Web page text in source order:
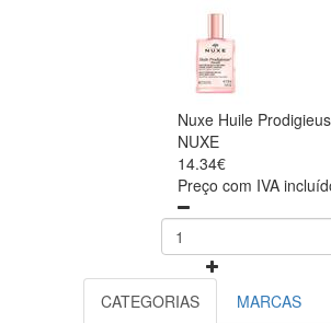
Nuxe Huile
NUXE
14.34€
Preço com IVA
CATEGORIAS MARCAS